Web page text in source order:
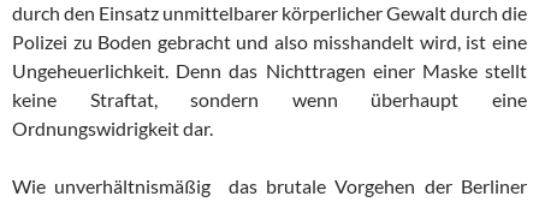
durch den Einsatz unmittelbarer körperlicher Gewalt durch die
Polizei zu Boden gebracht und also misshandelt wird, ist eine
Ungeheuerlichkeit. Denn das Nichttragen einer Maske stellt
keine Straftat, sondern wenn überhaupt eine
Ordnungswidrigkeit dar.
Wie unverhältnismäßig das brutale Vorgehen der Berliner